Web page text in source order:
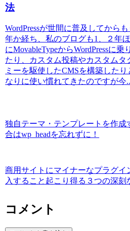
法
WordPressが世間に普及してから
年か経ち、私のブログも1、２年
にMovableTypeからWordPressに乗
たり、カスタム投稿やカスタムタ
ミーを駆使したCMSを構築したり
なりに使い慣れてきたのですが今
独自テーマ・テンプレートを作成
合はwp_headを忘れずに！
商用サイトにマイナーなプラグイ
入すること起こり得る３つの深刻
コメント